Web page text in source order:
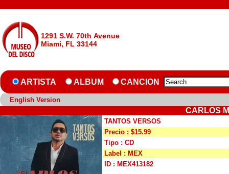
1291 S.W. 70th Avenue
Miami, FL 33144
ARTISTA ALBUM CANCION
English Version
CARLOS
TANTOS VERSOS
Precio : $15.99
Tipo : CD
Label : MEX
ID : MEX413182